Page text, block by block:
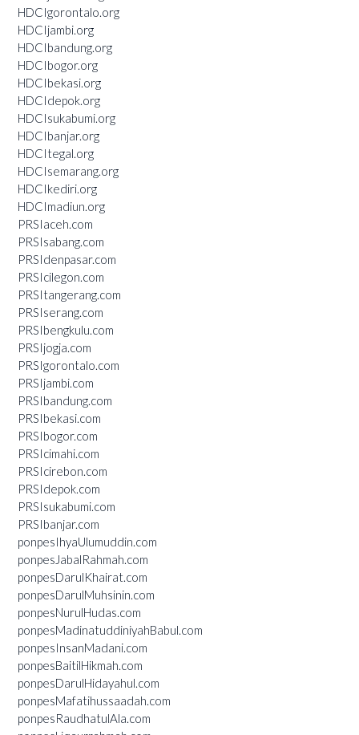
HDCIgorontalo.org
HDCIjambi.org
HDCIbandung.org
HDCIbogor.org
HDCIbekasi.org
HDCIdepok.org
HDCIsukabumi.org
HDCIbanjar.org
HDCItegal.org
HDCIsemarang.org
HDCIkediri.org
HDCImadiun.org
PRSIaceh.com
PRSIsabang.com
PRSIdenpasar.com
PRSIcilegon.com
PRSItangerang.com
PRSIserang.com
PRSIbengkulu.com
PRSIjogja.com
PRSIgorontalo.com
PRSIjambi.com
PRSIbandung.com
PRSIbekasi.com
PRSIbogor.com
PRSIcimahi.com
PRSIcirebon.com
PRSIdepok.com
PRSIsukabumi.com
PRSIbanjar.com
ponpesIhyaUlumuddin.com
ponpesJabalRahmah.com
ponpesDarulKhairat.com
ponpesDarulMuhsinin.com
ponpesNurulHudas.com
ponpesMadinatuddiniyahBabul.com
ponpesInsanMadani.com
ponpesBaitilHikmah.com
ponpesDarulHidayahul.com
ponpesMafatihussaadah.com
ponpesRaudhatulAla.com